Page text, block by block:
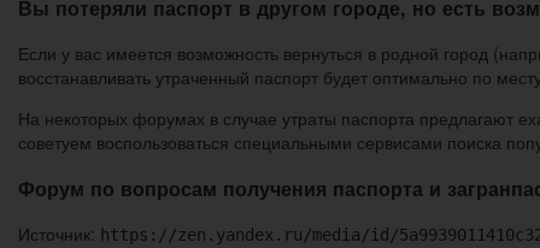
Вы потеряли паспорт в другом городе, но есть
Если у вас имеется возможность вернуться в родной город
восстанавливать утраченный паспорт будет оптимально по
На некоторых форумах в случае утраты паспорта предлагают
советуем воспользоваться специальными сервисами поиска
Форум по вопросам получения паспорта и
Источник: https://zen.yandex.ru/media/id/